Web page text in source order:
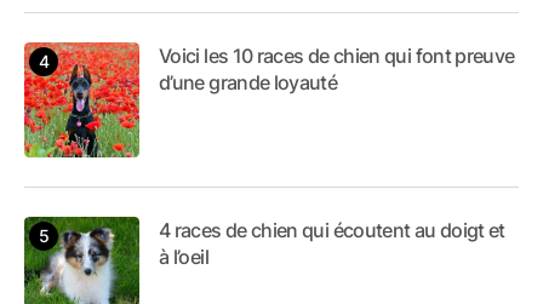
Voici les 10 races de chien qui font preuve
d’une grande loyauté
4 races de chien qui écoutent au doigt et
à l’oeil